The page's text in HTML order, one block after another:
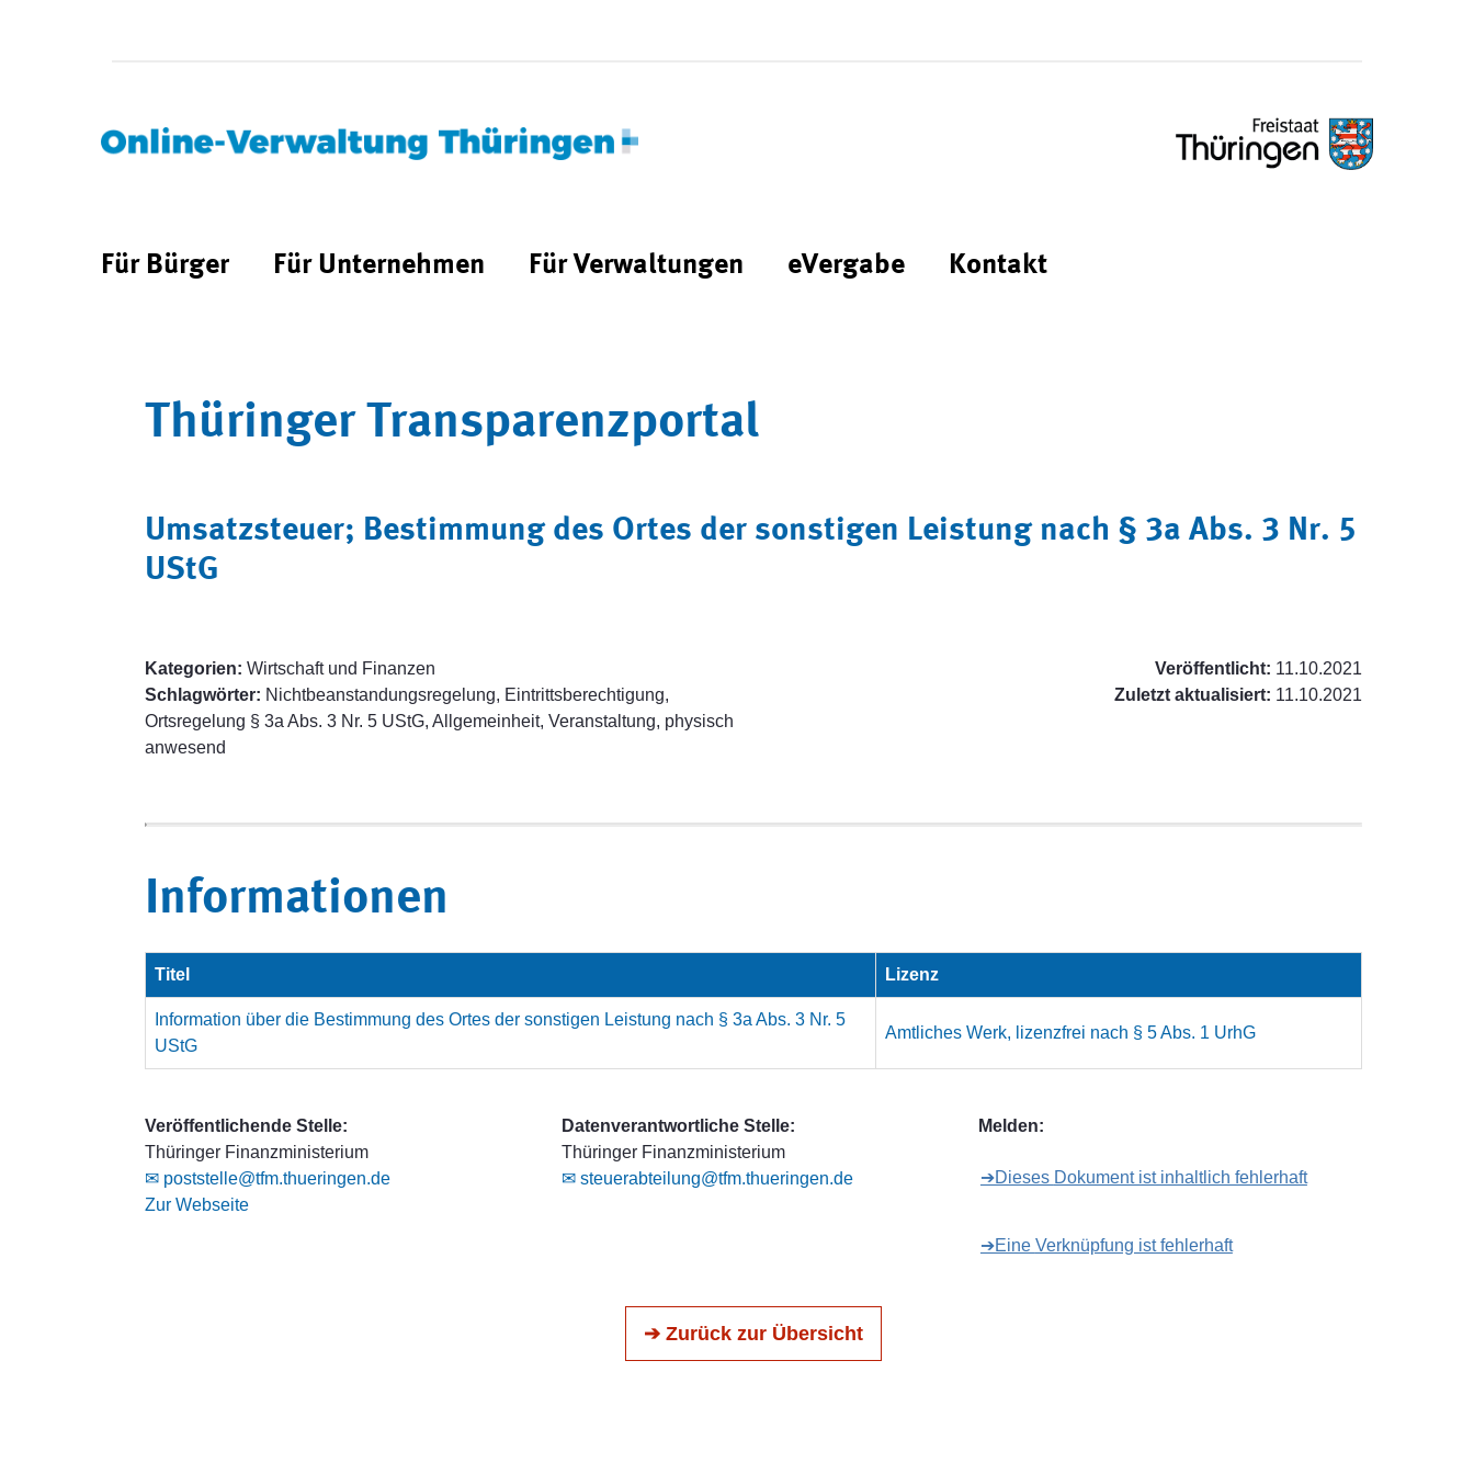
Für Bürger Für Unternehmen Für Verwaltungen eVergabe Kontakt
Thüringer Transparenzportal
Umsatzsteuer; Bestimmung des Ortes der sonstigen Leistung nach § 3a Abs. 3 Nr. 5
UStG
Kategorien: Wirtschaft und Finanzen
Schlagwörter: Nichtbeanstandungsregelung, Eintrittsberechtigung,
Ortsregelung § 3a Abs. 3 Nr. 5 UStG, Allgemeinheit, Veranstaltung, physisch
anwesend
Veröffentlicht: 11.10.2021
Zuletzt aktualisiert: 11.10.2021
Informationen
Titel Lizenz
Information über die Bestimmung des Ortes der sonstigen Leistung nach § 3a Abs. 3 Nr. 5
UStG
Amtliches Werk, lizenzfrei nach § 5 Abs. 1 UrhG
Veröffentlichende Stelle:
Thüringer Finanzministerium
✉ poststelle@tfm.thueringen.de
Zur Webseite
Datenverantwortliche Stelle:
Thüringer Finanzministerium
✉ steuerabteilung@tfm.thueringen.de
Melden:
➔Dieses Dokument ist inhaltlich fehlerhaft
➔Eine Verknüpfung ist fehlerhaft
➔ Zurück zur Übersicht